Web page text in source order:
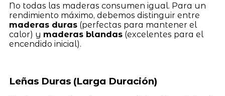
No todas las maderas consumen igual. Para un
rendimiento máximo, debemos distinguir entre
maderas duras(perfectas para mantener el
calor) y maderas blandas(excelentes para el
encendido inicial).
Leñas Duras (Larga Duración)